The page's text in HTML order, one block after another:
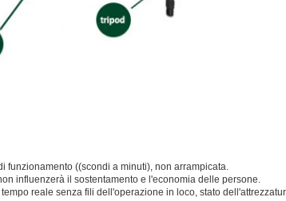
funzionamento ((scondi a minuti), non arrampicata.
influenzerà il sostentamento e l'economia delle persone.
reale senza fili dell'operazione in loco, stato